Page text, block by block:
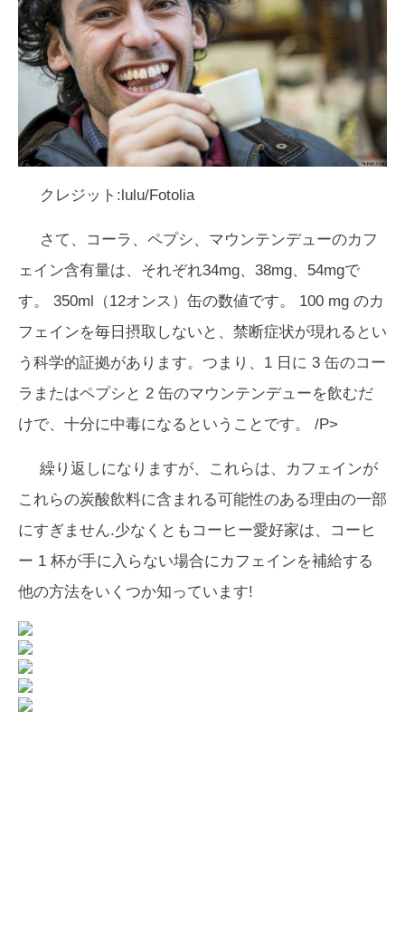
クレジット:lulu/Fotolia
さて、コーラ、ペプシ、マウンテンデューのカフ
ェイン含有量は、それぞれ34mg、38mg、54mgで
す。 350ml（12オンス）缶の数値です。 100 mg のカ
フェインを毎日摂取しないと、禁断症状が現れるとい
う科学的証拠があります。つまり、1 日に 3 缶のコー
ラまたはペプシと 2 缶のマウンテンデューを飲むだ
けで、十分に中毒になるということです。 /P>
繰り返しになりますが、これらは、カフェインが
これらの炭酸飲料に含まれる可能性のある理由の一部
にすぎません.少なくともコーヒー愛好家は、コーヒ
ー 1 杯が手に入らない場合にカフェインを補給する
他の方法をいくつか知っています!